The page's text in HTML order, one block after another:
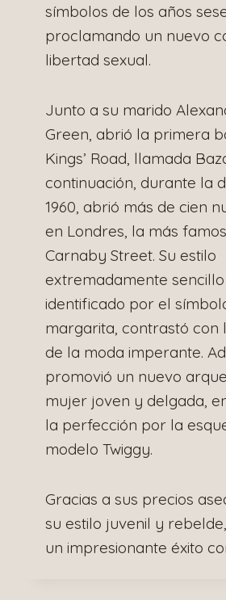
símbolos de los años
proclamando un nuevo
libertad sexual.
Junto a su marido
Green, abrió la primera
Kings’ Road, llamada
continuación, durante la
1960, abrió más de cien
en Londres, la más
Carnaby Street. Su estilo
extremadamente sencillo
identificado por el
margarita, contrastó con
de la moda imperante.
promovió un nuevo
mujer joven y delgada,
la perfección por la
modelo Twiggy.
Gracias a sus precios
su estilo juvenil y
un impresionante éxito